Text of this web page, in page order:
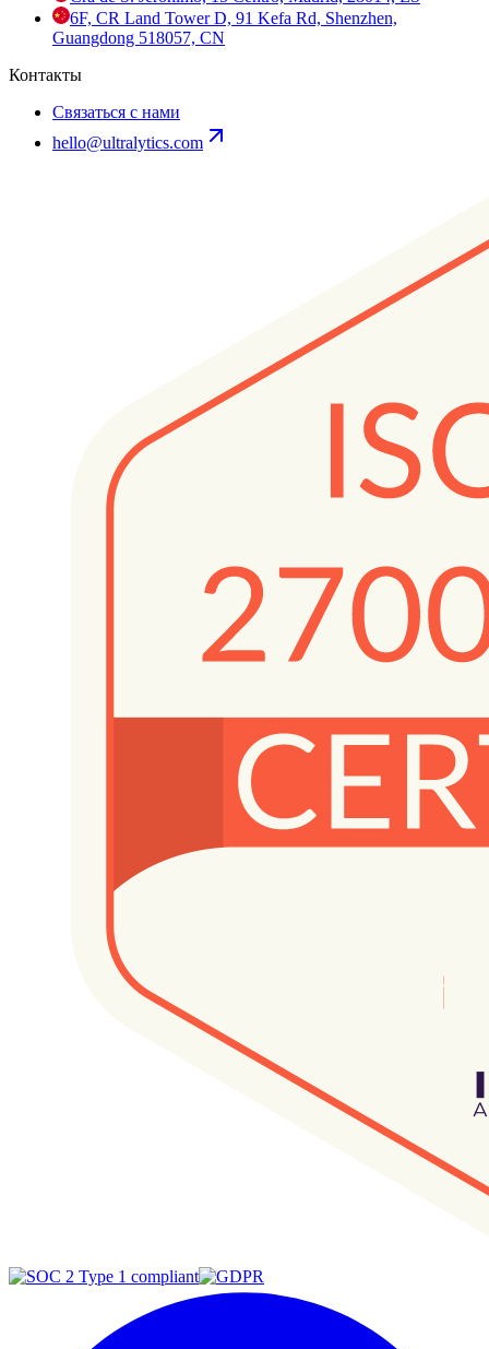
6F, CR Land Tower D, 91 Kefa Rd, Shenzhen,
Guangdong 518057, CN
Контакты
Связаться с нами
hello@ultralytics.com